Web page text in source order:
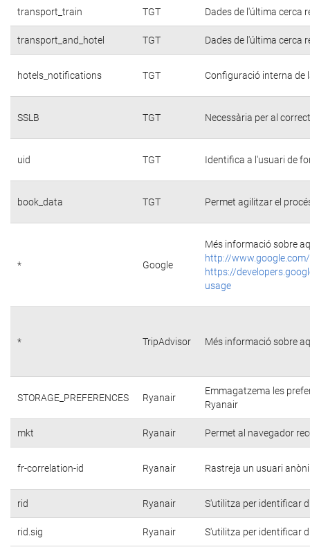
transport_train TGT Dades de l'última cerca
transport_and_hotel TGT Dades de l'última cerca
hotels_notifications TGT Configuració interna de
SSLB TGT Necessària per al
uid TGT Identifica a l'usuari de
book_data TGT Permet agilitzar el
* Google
Més informació sobre
http://
https://
usage
* TripAdvisor Més informació sobre
STORAGE_PREFERENCES Ryanair
Emmagatzema les
Ryanair
mkt Ryanair Permet al navegador
fr-correlation-id Ryanair Rastreja un usuari
rid Ryanair S'utilitza per identificar
rid.sig Ryanair S'utilitza per identificar